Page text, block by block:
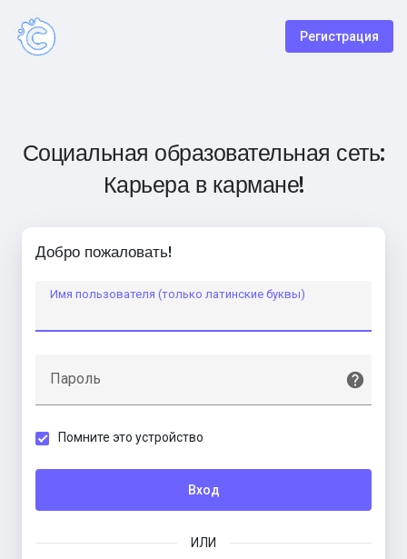
Регистрация
Социальная образовательная сеть:
Карьера в кармане!
Добро пожаловать!
Имя пользователя (только латинские буквы)
Пароль
Помните это устройство
Вход
ИЛИ